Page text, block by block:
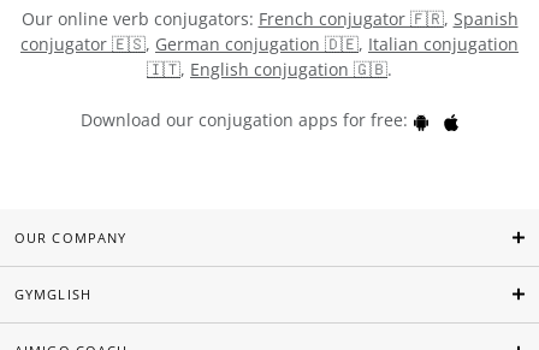
Our online verb conjugators: French conjugator 🇫🇷, Spanish
conjugator 🇪🇸, German conjugation 🇩🇪, Italian conjugation
🇮🇹, English conjugation 🇬🇧.
Download our conjugation apps for free:
OUR COMPANY
GYMGLISH